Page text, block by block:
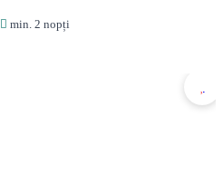
min. 2 nopți